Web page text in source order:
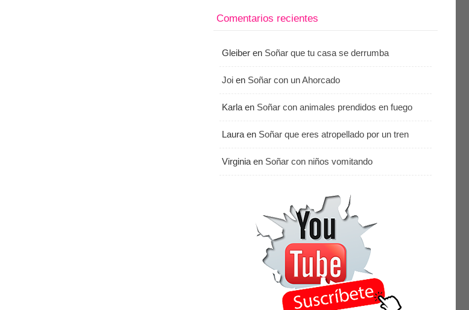
Comentarios recientes
Gleiber en Soñar que tu casa se derrumba
Joi en Soñar con un Ahorcado
Karla en Soñar con animales prendidos en fuego
Laura en Soñar que eres atropellado por un tren
Virginia en Soñar con niños vomitando